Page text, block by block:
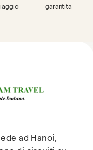
garantita
ad Hanoi,